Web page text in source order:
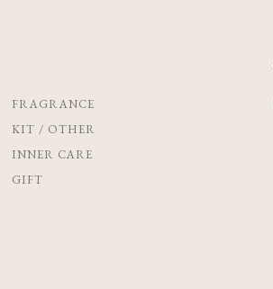
FRAGRANCE
KIT / OTHER
INNER CARE
GIFT